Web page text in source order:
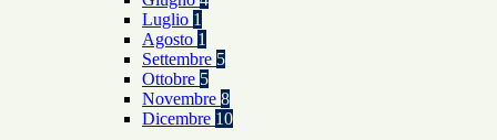
Luglio 1
Agosto 1
Settembre 5
Ottobre 5
Novembre 8
Dicembre 10